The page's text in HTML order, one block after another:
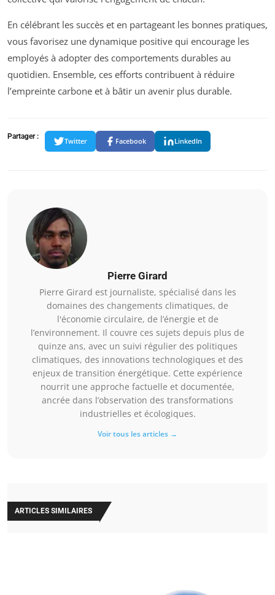
En célébrant les succès et en partageant les bonnes pratiques,
vous favorisez une dynamique positive qui encourage les
employés à adopter des comportements durables au
quotidien. Ensemble, ces efforts contribuent à réduire
l’empreinte carbone et à bâtir un avenir plus durable.
Partager :
Twitter Facebook LinkedIn
Pierre Girard
Pierre Girard est journaliste, spécialisé dans les
domaines des changements climatiques, de
l'économie circulaire, de l’énergie et de
l’environnement. Il couvre ces sujets depuis plus de
quinze ans, avec un suivi régulier des politiques
climatiques, des innovations technologiques et des
enjeux de transition énergétique. Cette expérience
nourrit une approche factuelle et documentée,
ancrée dans l’observation des transformations
industrielles et écologiques.
Voir tous les articles →
ARTICLES SIMILAIRES